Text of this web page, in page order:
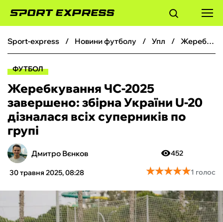
ФУТБОЛ
БОКС
ХОКЕЙ
ТЕНІС
КІБЕРСПОРТ
ЧС-2026
sport-express новини футболу упл Жеребкування ЧС-2025 завершено: збірна України U-20 дізналася всіх суперників по групі
ФУТБОЛ
Жеребкування ЧС-2025
завершено: збірна України U-20
дізналася всіх суперників по
групі
Дмитро Вєнков
30 травня 2025, 08:28
452
★★★★★
★★★★★1 голос